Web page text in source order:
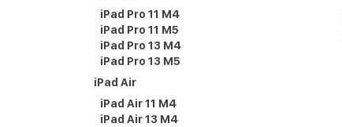
iPad Pro 11 M4
iPad Pro 11 M5
iPad Pro 13 M4
iPad Pro 13 M5
iPad Air
iPad Air 11 M4
iPad Air 13 M4